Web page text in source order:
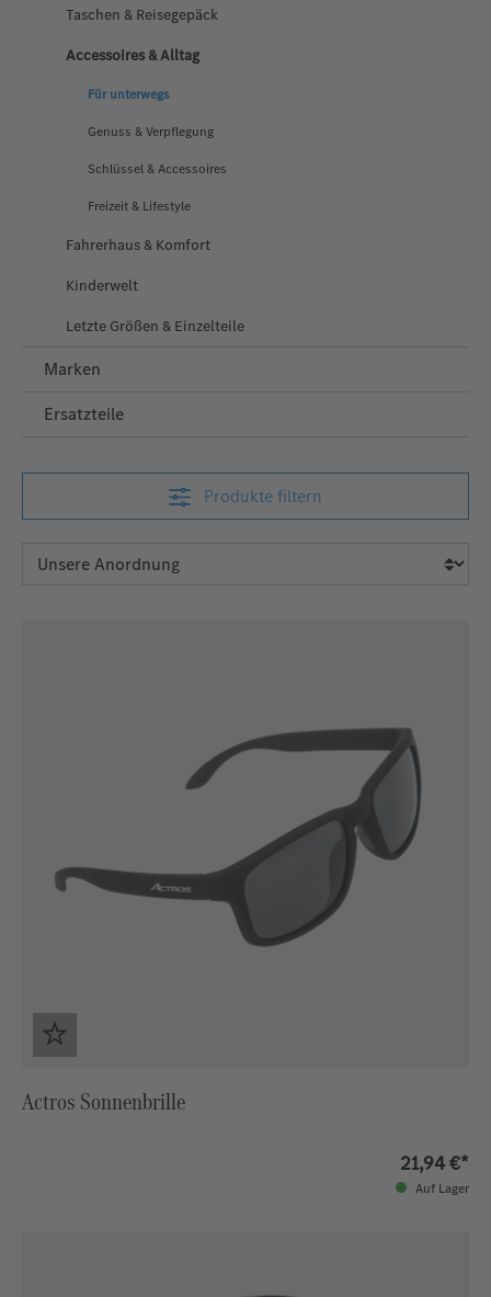
Taschen & Reisegepäck
Accessoires & Alltag
Für unterwegs
Genuss & Verpflegung
Schlüssel & Accessoires
Freizeit & Lifestyle
Fahrerhaus & Komfort
Kinderwelt
Letzte Größen & Einzelteile
Marken
Ersatzteile
Produkte filtern
Actros Sonnenbrille
21,94 €*
Auf Lager